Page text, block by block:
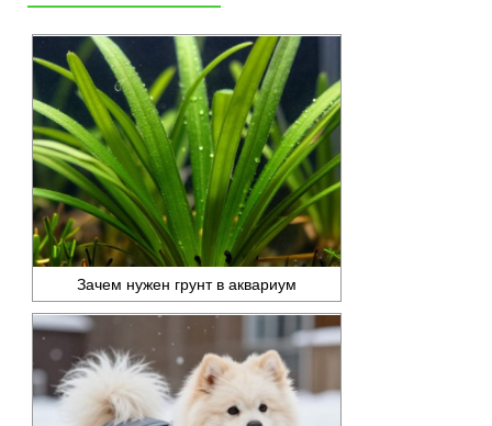
Зачем нужен грунт в аквариум